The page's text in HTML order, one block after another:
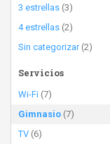
3 estrellas (3)
4 estrellas (2)
Sin categorizar(2)
Servicios
Wi-Fi (7)
Gimnasio (7)
TV (6)